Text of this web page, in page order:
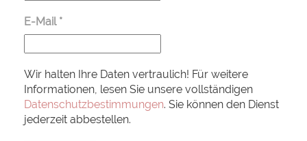
E-Mail *
Wir halten Ihre Daten vertraulich! Für weitere
Informationen, lesen Sie unsere vollständigen
Datenschutzbestimmungen. Sie können den Dienst
jederzeit abbestellen.